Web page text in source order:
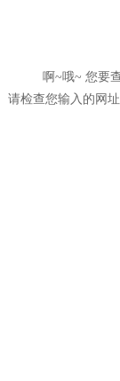
啊~哦~ 您要
请检查您输入的网